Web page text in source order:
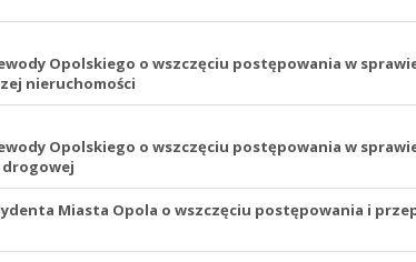
Opolskiego o wszczęciu postępowania w
nieruchomości
Opolskiego o wszczęciu postępowania w
Miasta Opola o wszczęciu postępowania i